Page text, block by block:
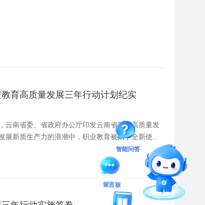
育高质量发展三年行动计划纪实
南省委、省政府办公厅印发云南省教育高质量发
展新质生产力的浪潮中，职业教育被赋予全新使...
智能问答
留言板